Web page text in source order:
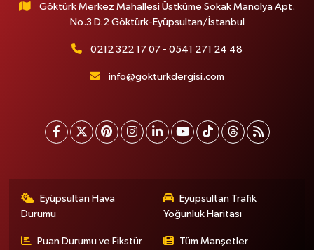
Göktürk Merkez Mahallesi Üstküme Sokak Manolya Apt.
No.3 D.2 Göktürk-Eyüpsultan/İstanbul
0212 322 17 07 - 0541 271 24 48
info@gokturkdergisi.com
Eyüpsultan Hava
Durumu
Eyüpsultan Trafik
Yoğunluk Haritası
Puan Durumu ve Fikstür Tüm Manşetler